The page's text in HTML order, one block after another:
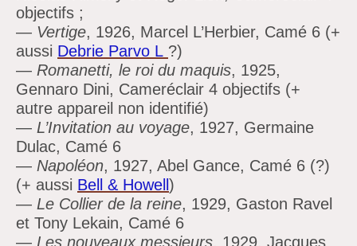
objectifs ;
— Vertige, 1926, Marcel L’Herbier, Camé 6 (+
aussi Debrie Parvo L ?)
— Romanetti, le roi du maquis, 1925,
Gennaro Dini, Cameréclair 4 objectifs (+
autre appareil non identifié)
— L’Invitation au voyage, 1927, Germaine
Dulac, Camé 6
— Napoléon, 1927, Abel Gance, Camé 6 (?)
(+ aussi Bell & Howell )
— Le Collier de la reine, 1929, Gaston Ravel
et Tony Lekain, Camé 6
— Les nouveaux messieurs, 1929, Jacques